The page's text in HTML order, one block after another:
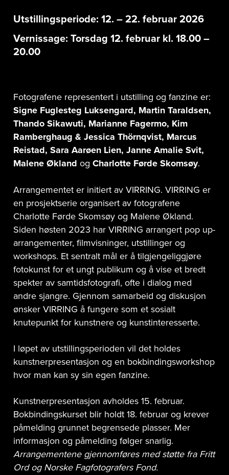
Utstillingsperiode: 12. – 22. februar 2026
Vernissage: Torsdag 12. februar kl. 18.00 –
20.00
Fotografene representert i utstilling og fanzine er:
Signe Fuglesteg Luksengard, Martin Taraldsen,
Thando Sikawuti, Marianne Fagermo, Kim
Ramberghaug & Jessica Thörnqvist, Marcus
Reistad, Sara Aarøen Lien, Janne Amalie Svit,
Malene Økland og Charlotte Førde Skomsøy.
Arrangementet er initiert av VIRRING. VIRRING er
en prosjektserie organisert av fotografene
Charlotte Førde Skomsøy og Malene Økland.
Siden høsten 2023 har VIRRING arrangert pop up-
arrangementer, filmvisninger, utstillinger og
workshops. Et sentralt mål er å tilgjengeliggjøre
fotokunst for et ungt publikum og å vise et bredt
spekter av samtidsfotografi, ofte i dialog med
andre sjangre. Gjennom samarbeid og diskusjon
ønsker VIRRING å fungere som et sosialt
knutepunkt for kunstnere og kunstinteresserte.
I løpet av utstillingsperioden vil det holdes
kunstnerpresentasjon og en bokbindingsworkshop
hvor man kan sy sin egen fanzine.
Kunstnerpresentasjon avholdes 15. februar.
Bokbindingskurset blir holdt 18. februar og krever
påmelding grunnet begrensede plasser. Mer
informasjon og påmelding følger snarlig.
Arrangementene gjennomføres med støtte fra Fritt
Ord og Norske Fagfotografers Fond.